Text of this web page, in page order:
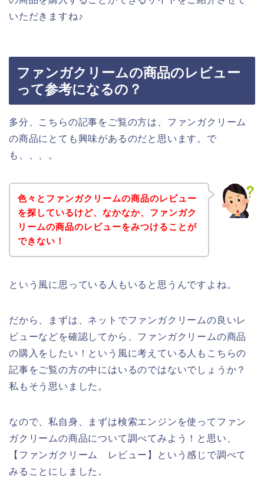
いただきますね♪
ファンガクリームの商品のレビュー
って参考になるの？
多分、こちらの記事をご覧の方は、ファンガクリーム
の商品にとても興味があるのだと思います。で
も、、、。
色々とファンガクリームの商品のレビュー
を探しているけど、なかなか、ファンガク
リームの商品のレビューをみつけることが
できない！
という風に思っている人もいると思うんですよね。
だから、まずは、ネットでファンガクリームの良いレ
ビューなどを確認してから、ファンガクリームの商品
の購入をしたい！という風に考えている人もこちらの
記事をご覧の方の中にはいるのではないでしょうか？
私もそう思いました。
なので、私自身、まずは検索エンジンを使ってファン
ガクリームの商品について調べてみよう！と思い、
【ファンガクリーム レビュー】という感じで調べて
みることにしました。